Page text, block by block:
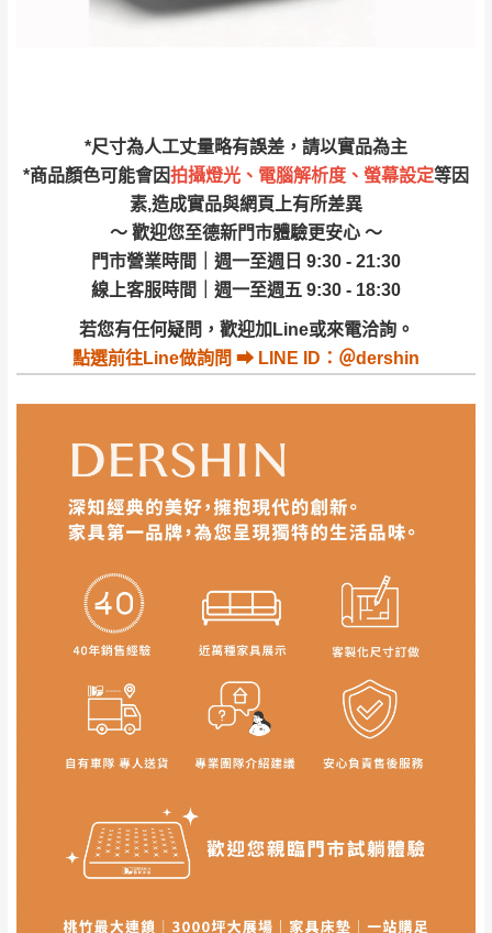
*尺寸為人工丈量略有誤差，請以實品為主
*商品顏色可能會因拍攝燈光、電腦解析度、螢幕設定等因
素,造成實品與網頁上有所差異
～ 歡迎您至德新門市體驗更安心 ～
門市營業時間｜週一至週日 9:30 - 21:30
線上客服時間｜週一至週五 9:30 - 18:30
若您有任何疑問，歡迎加Line或來電洽詢。
點選前往Line做詢問 ⮕ LINE ID：＠dershin
雄、屏東、宜蘭、 花蓮、台東、金門、馬祖、澎湖地區
（可於LINE線上詢問 → @dershin）
加收說明
其它注意事項
本司貨車運送如因路況不佳、天候惡劣、過於偏遠之
山區內等，或收貨地點搬運過於困難等因素，導致無
狀況保有出貨的權利。
保護物流人員的工作安全，賣家無提供吊掛服務，若
需以吊車或其他的吊掛方式吊運，費用將由買方自行
支付。
因大型傢俱有組裝、配送的問題，並非一般快速到貨
商品，無法指定特定時間送達，司機當天到貨前皆會
再與您通知，讓您不用整天在家等貨，以免浪費你的
如遇自然災害、政府宣布之災害警報等不可抗力情
事，而危及運送人員輸送之安全，本司得視狀況延後
或停止運送服務。
公司客服人員，我們將為您更換新品，運費
性)，若未依照上述方式處理，恕無法接受退
貨。
由於透過電腦螢幕選購商品，可能會因個人
電腦螢幕的設定色差或解析度等因素， 與實
際商品的顏色、質感稍有不同，如因此而需
退換貨，需自付來回運費及人資成本，請您
訂購前詳加確認。(包含商品尺寸是否合適)。
訂購前請確認商品尺寸，大型物件因為人工
非因本公司問題而需退換貨，請於收到貨7日
內通知客服人員(Line@ ID：
須保持商品全新狀態與完整包裝。鑑賞期間
若發生非本司因素致使之汙損破壞，恕無法
辦理退換貨。
台北市、新北市地區固定每周(三)、(日)兩天
收送貨，敬請見諒！
本公司部份商品無維修服務，超過7日鑑賞
期，商品使用年限，因客人使用習慣、居家
環境不同。若屬人為因素導致商品損壞、零
會進行維修)。
到貨7日內為鑑賞期(注意:鑑賞期非試用期)，
若非商品品質瑕疵問題於鑑賞期內退貨之情